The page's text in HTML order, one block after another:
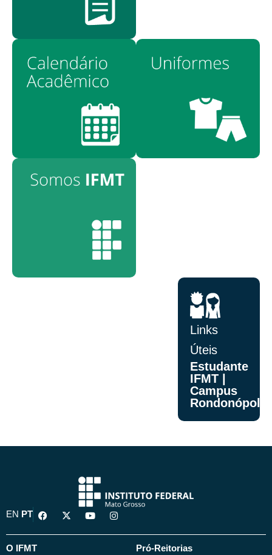
Links
Úteis
Estudante
IFMT |
Campus
Rondonópolis
EN PT
F
a
e
X
-
w
Y
o
t
I
n
t
O IFMT Pró-Reitorias